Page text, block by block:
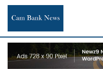
Skip
content